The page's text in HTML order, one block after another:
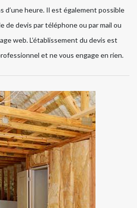
d’une heure. Il est également possible
de devis par téléphone ou par mail ou
web. L’établissement du devis est
et ne vous engage en rien.